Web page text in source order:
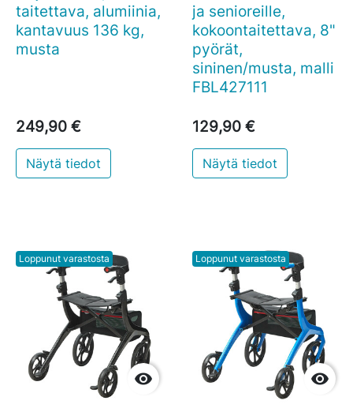
taitettava, alumiinia,
kantavuus 136 kg,
musta
249,90 €
Näytä tiedot
ja senioreille,
kokoontaitettava, 8"
pyörät,
sininen/musta, malli
FBL427111
129,90 €
Näytä tiedot
Loppunut varastosta

Loppunut varastosta
